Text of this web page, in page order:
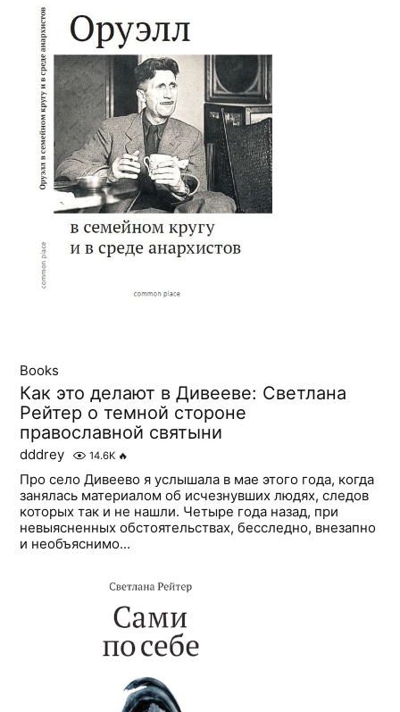
Books
Как это делают в Дивееве: Светлана
Рейтер о темной стороне
православной святыни
dddrey 14.6K 🔥
Про село Дивеево я услышала в мае этого года, когда
занялась материалом об исчезнувших людях, следов
которых так и не нашли. Четыре года назад, при
невыясненных обстоятельствах, бесследно, внезапно
и необъяснимо...